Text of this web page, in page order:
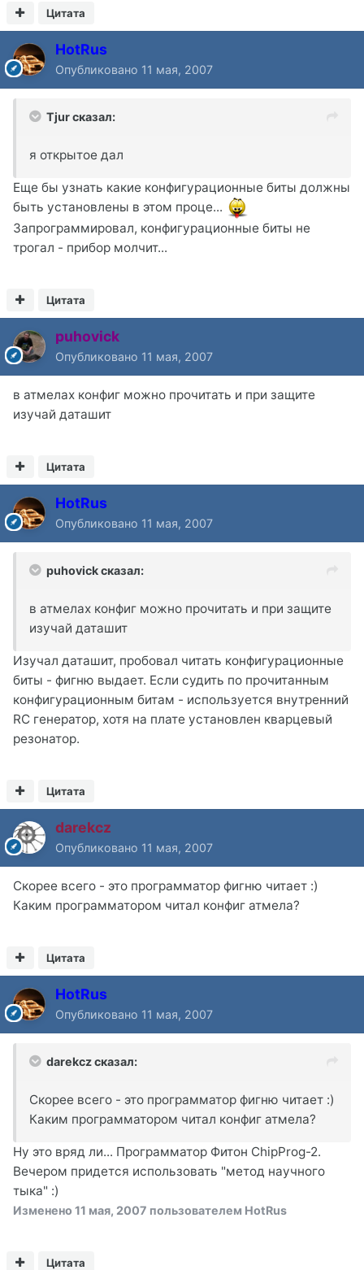
Цитата
HotRus
Опубликовано 11 мая, 2007
Tjur сказал:
я открытое дал
Еще бы узнать какие конфигурационные биты должны
быть установлены в этом проце...
Запрограммировал, конфигурационные биты не
трогал - прибор молчит...
Цитата
puhovick
Опубликовано 11 мая, 2007
в атмелах конфиг можно прочитать и при защите
изучай даташит
Цитата
HotRus
Опубликовано 11 мая, 2007
puhovick сказал:
в атмелах конфиг можно прочитать и при защите
изучай даташит
Изучал даташит, пробовал читать конфигурационные
биты - фигню выдает. Если судить по прочитанным
конфигурационным битам - используется внутренний
RC генератор, хотя на плате установлен кварцевый
резонатор.
Цитата
darekcz
Опубликовано 11 мая, 2007
Скорее всего - это программатор фигню читает :)
Каким программатором читал конфиг атмела?
Цитата
HotRus
Опубликовано 11 мая, 2007
darekcz сказал:
Скорее всего - это программатор фигню читает :)
Каким программатором читал конфиг атмела?
Ну это вряд ли... Программатор Фитон ChipProg-2.
Вечером придется использовать "метод научного
тыка" :)
Изменено 11 мая, 2007 пользователем HotRus
Цитата